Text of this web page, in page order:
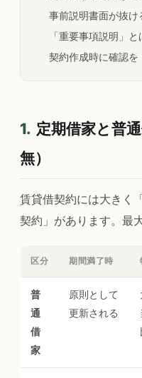
事前説明書面が抜け
「重要事項説明」
契約作成時に確認
1. 定期借家と普
無）
賃貸借契約には大きく
契約」があります。最
区分 期間満了時
普
通
借
家
原則として
更新される